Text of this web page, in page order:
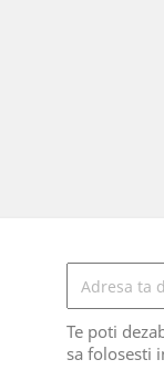
Te poti
sa folosesti